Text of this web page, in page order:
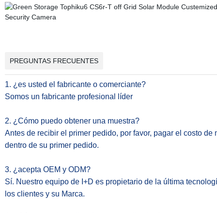
PREGUNTAS FRECUENTES
1. ¿es usted el fabricante o comerciante?
Somos un fabricante profesional líder
2. ¿Cómo puedo obtener una muestra?
Antes de recibir el primer pedido, por favor, pagar el costo
dentro de su primer pedido.
3. ¿acepta OEM y ODM?
Sí. Nuestro equipo de I+D es propietario de la última
los clientes y su Marca.